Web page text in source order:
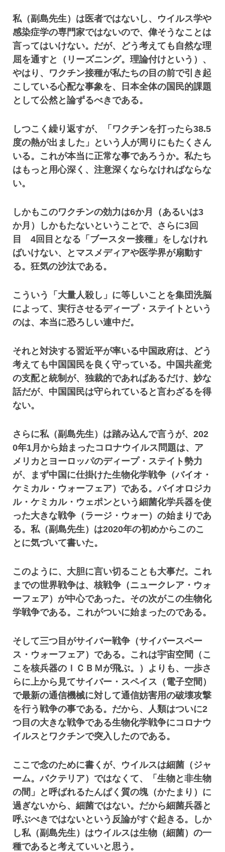
私（副島先生）は医者ではないし、ウイルス学や
感染症学の専門家ではないので、偉そうなことは
言ってはいけない。だが、どう考えても自然な理
屈を通すと（リーズニング。理論付けという）、
やはり、ワクチン接種が私たちの目の前で引き起
こしている心配な事象を、日本全体の国民的課題
として公然と論ずるべきである。
しつこく繰り返すが、「ワクチンを打ったら38.5
度の熱が出ました」という人が周りにもたくさん
いる。これが本当に正常な事であろうか。私たち
はもっと用心深く、注意深くならなければならな
い。
しかもこのワクチンの効力は6か月（あるいは3
か月）しかもたないということで、さらに3回
目 4回目となる「ブースター接種」をしなけれ
ばいけない、とマスメディアや医学界が扇動す
る。狂気の沙汰である。
こういう「大量人殺し」に等しいことを集団洗脳
によって、実行させるディープ・ステイトという
のは、本当に恐ろしい連中だ。
それと対決する習近平が率いる中国政府は、どう
考えても中国国民を良く守っている。中国共産党
の支配と統制が、独裁的であればあるだけ、妙な
話だが、中国国民は守られていると言わざるを得
ない。
さらに私（副島先生）は踏み込んで言うが、202
0年1月から始まったコロナウイルス問題は、ア
メリカとヨーロッパのディープ・ステイト勢力
が、まず中国に仕掛けた生物化学戦争（バイオ・
ケミカル・ウォーフェア）である。バイオロジカ
ル・ケミカル・ウェポンという細菌化学兵器を使
った大きな戦争（ラージ・ウォー）の始まりであ
る。私（副島先生）は2020年の初めからこのこ
とに気づいて書いた。
このように、大胆に言い切ることも大事だ。これ
までの世界戦争は、核戦争（ニュークレア・ウォ
ーフェア）が中心であった。その次がこの生物化
学戦争である。これがついに始まったのである。
そして三つ目がサイバー戦争（サイバースペー
ス・ウォーフェア）である。これは宇宙空間（こ
こを核兵器のＩＣＢＭが飛ぶ。）よりも、一歩さ
らに上から見てサイバー・スペイス（電子空間）
で最新の通信機械に対して通信妨害用の破壊攻撃
を行う戦争の事である。だから、人類はついに2
つ目の大きな戦争である生物化学戦争にコロナウ
イルスとワクチンで突入したのである。
ここで念のために書くが、ウイルスは細菌（ジャ
ーム。バクテリア）ではなくて、「生物と非生物
の間」と呼ばれるたんぱく質の塊（かたまり）に
過ぎないから、細菌ではない。だから細菌兵器と
呼ぶべきではないという反論がすぐ起きる。しか
し私（副島先生）はウイルスは生物（細菌）の一
種であると考えていいと思う。